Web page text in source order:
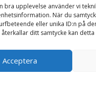
bra upplevelse använder vi
När du
eller unika ID:n på
ditt samtycke kan
Acceptera